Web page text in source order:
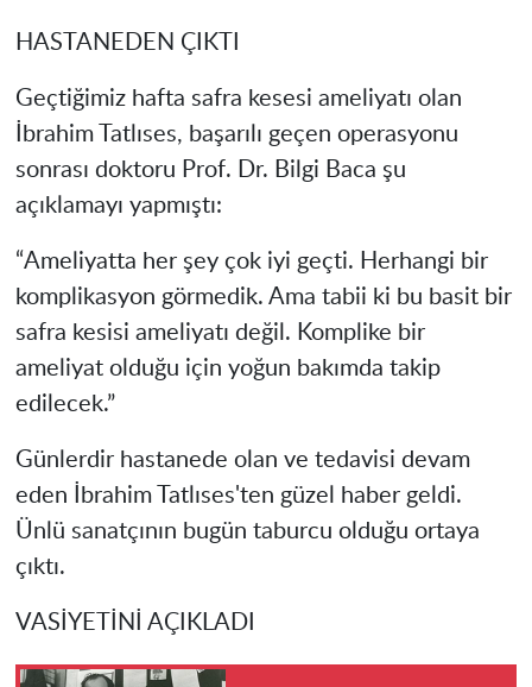
HASTANEDEN ÇIKTI
Geçtiğimiz hafta safra kesesi ameliyatı olan
İbrahim Tatlıses, başarılı geçen operasyonu
sonrası doktoru Prof. Dr. Bilgi Baca şu
açıklamayı yapmıştı:
“Ameliyatta her şey çok iyi geçti. Herhangi bir
komplikasyon görmedik. Ama tabii ki bu basit bir
safra kesisi ameliyatı değil. Komplike bir
ameliyat olduğu için yoğun bakımda takip
edilecek.”
Günlerdir hastanede olan ve tedavisi devam
eden İbrahim Tatlıses'ten güzel haber geldi.
Ünlü sanatçının bugün taburcu olduğu ortaya
çıktı.
VASİYETİNİ AÇIKLADI